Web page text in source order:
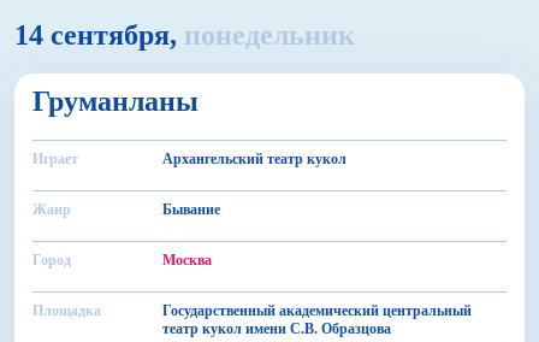
Кукольные спектакли
Все
Все
Все
14 сентября, понедельник
12+
Груманланы
Играет Архангельский театр кукол
Жанр Бывание
Город Москва
Площадка
Государственный академический центральный
театр кукол имени С.В. Образцова